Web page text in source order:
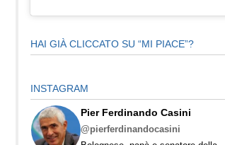
HAI GIÀ CLICCATO SU “MI PIACE”?
INSTAGRAM
Pier Ferdinando Casini
@pierferdinandocasini